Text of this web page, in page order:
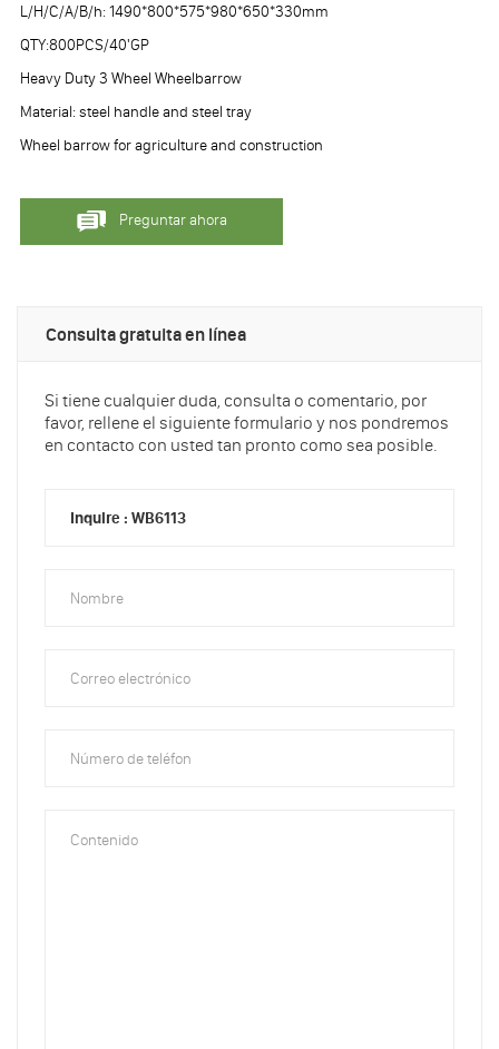
L/H/C/A/B/h: 1490*800*575*980*650*330mm
QTY:800PCS/40'GP
Heavy Duty 3 Wheel Wheelbarrow
Material: steel handle and steel tray
Wheel barrow for agriculture and construction
Preguntar ahora
Consulta gratuita en línea
Si tiene cualquier duda, consulta o comentario, por
favor, rellene el siguiente formulario y nos pondremos
en contacto con usted tan pronto como sea posible.